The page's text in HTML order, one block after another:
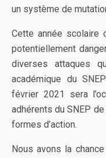
un système de
Cette année scolaire
potentiellement
diverses attaques
académique du
février 2021 sera
adhérents du SNEP
formes d’action.
Nous avons la